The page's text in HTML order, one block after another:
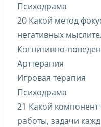
Психодрама
20 Какой метод
негативных
Когнитивно-
Арттерапия
Игровая терапия
Психодрама
21 Какой компонент
работы, задачи